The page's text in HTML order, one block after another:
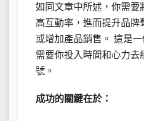
如同文章中所述，你需要
高互動率，進而提升品牌
或增加產品銷售。 這是
需要你投入時間和心力去
號。
成功的關鍵在於：